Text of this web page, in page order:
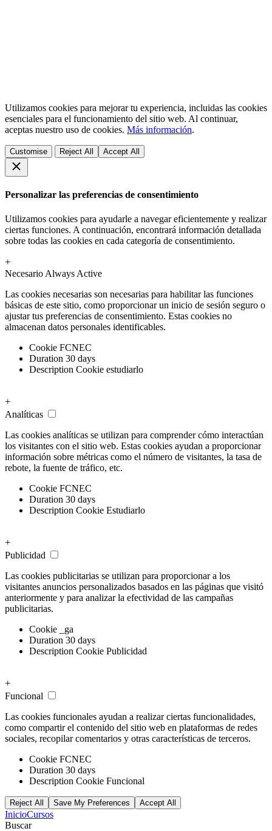
Utilizamos cookies para mejorar tu experiencia, incluidas las cookies
esenciales para el funcionamiento del sitio web. Al continuar,
aceptas nuestro uso de cookies. Más información.
Customise Reject All Accept All
Personalizar las preferencias de consentimiento
Utilizamos cookies para ayudarle a navegar eficientemente y realizar
ciertas funciones. A continuación, encontrará información detallada
sobre todas las cookies en cada categoría de consentimiento.
+
Necesario Always Active
Las cookies necesarias son necesarias para habilitar las funciones
básicas de este sitio, como proporcionar un inicio de sesión seguro o
ajustar tus preferencias de consentimiento. Estas cookies no
almacenan datos personales identificables.
Cookie FCNEC
Duration 30 days
Description Cookie estudiarlo
+
Analíticas
Las cookies analíticas se utilizan para comprender cómo interactúan
los visitantes con el sitio web. Estas cookies ayudan a proporcionar
información sobre métricas como el número de visitantes, la tasa de
rebote, la fuente de tráfico, etc.
Cookie FCNEC
Duration 30 days
Description Cookie Estudiarlo
+
Publicidad
Las cookies publicitarias se utilizan para proporcionar a los
visitantes anuncios personalizados basados ​​en las páginas que visitó
anteriormente y para analizar la efectividad de las campañas
publicitarias.
Cookie
_ga
Duration 30 days
Description Cookie Publicidad
+
Funcional
Las cookies funcionales ayudan a realizar ciertas funcionalidades,
como compartir el contenido del sitio web en plataformas de redes
sociales, recopilar comentarios y otras características de terceros.
Cookie FCNEC
Duration 30 days
Description Cookie Funcional
Reject All Save My Preferences Accept All
InicioCursos
Buscar